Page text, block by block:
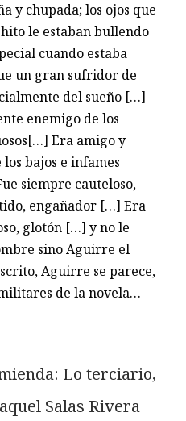
y chupada; los ojos que
le estaban bullendo
cuando estaba
un gran sufridor de
del sueño […]
enemigo de los
Era amigo y
bajos e infames
siempre cauteloso,
engañador […] Era
glotón […] y no le
sino Aguirre el
Aguirre se parece,
de la novela…
Lo terciario,
Salas Rivera